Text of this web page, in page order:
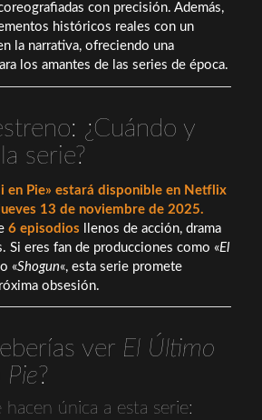
con precisión. Además,
históricos reales con un
la narrativa, ofreciendo una
los amantes de las series de época.
¿Cuándo y
serie?
en Pie» estará disponible en Netflix
13 de noviembre de 2025.
6 episodios llenos de acción, drama
Si eres fan de producciones como «El
«Shogun«, esta serie promete
obsesión.
ver El Último
Pie?
única a esta serie: